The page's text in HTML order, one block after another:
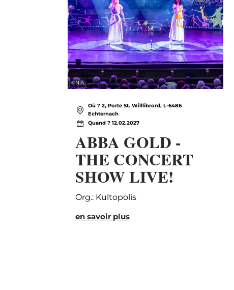
©N.A.
Où ? 2, Porte St. Willlibrord, L-6486
Echternach
Quand ? 12.02.2027
ABBA GOLD -
THE CONCERT
SHOW LIVE!
Org.: Kultopolis
en savoir plus